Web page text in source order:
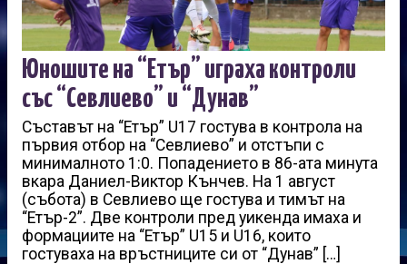
Юношите на “Етър” играха контроли
със “Севлиево” и “Дунав”
Съставът на “Етър” U17 гостува в контрола на
първия отбор на “Севлиево” и отстъпи с
минималното 1:0. Попадението в 86-ата минута
вкара Даниел-Виктор Кънчев. На 1 август
(събота) в Севлиево ще гостува и тимът на
“Етър-2”. Две контроли пред уикенда имаха и
формациите на “Етър” U15 и U16, които
гостуваха на връстниците си от “Дунав” […]